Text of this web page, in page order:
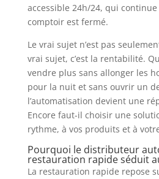
accessible 24h/24, qui
comptoir est fermé.
Le vrai sujet n’est pas
vrai sujet, c’est la rentabilité.
vendre plus sans allonger les
pour la nuit et sans ouvrir un
l’automatisation devient une
Encore faut-il choisir une
rythme, à vos produits et à
Pourquoi le distributeur
restauration rapide séduit
La restauration rapide repose